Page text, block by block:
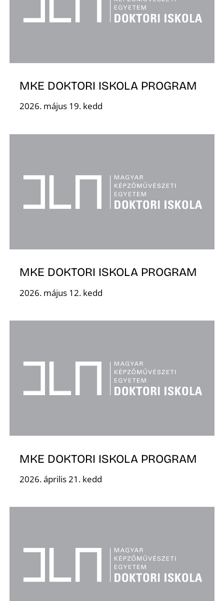
MKE DOKTORI ISKOLA PROGRAM
2026. május 19. kedd
MKE DOKTORI ISKOLA PROGRAM
2026. május 12. kedd
MKE DOKTORI ISKOLA PROGRAM
2026. április 21. kedd